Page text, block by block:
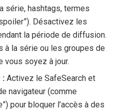
série, hashtags, termes
Désactivez les
la période de diffusion.
à la série ou les groupes de
vous soyez à jour.
: Activez le SafeSearch et
navigateur (comme
pour bloquer l’accès à des